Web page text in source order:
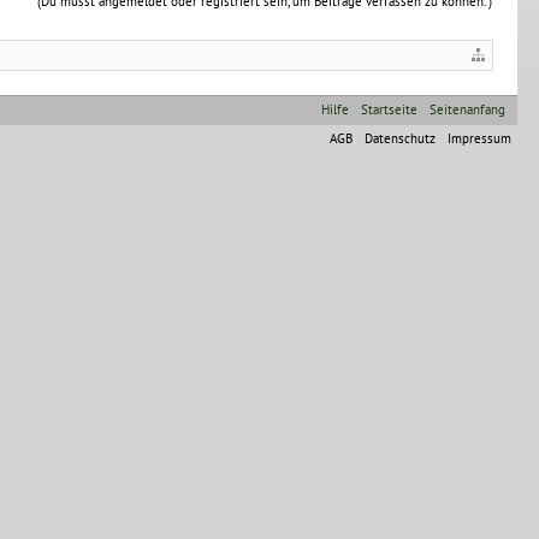
Hilfe Startseite
Seitenanfang
AGB
Datenschutz Impressum